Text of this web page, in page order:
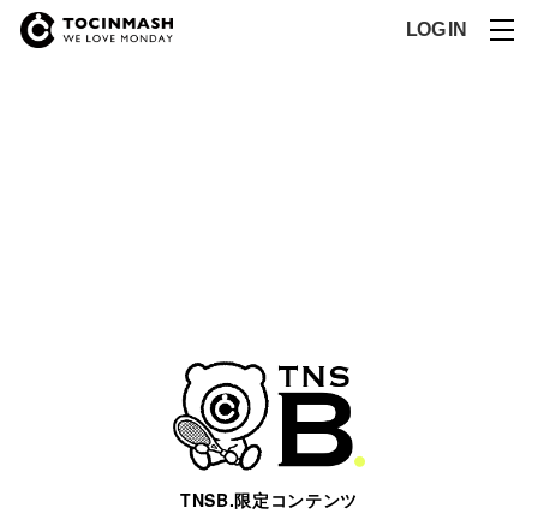
LOG IN
TNSB.限定コンテンツ